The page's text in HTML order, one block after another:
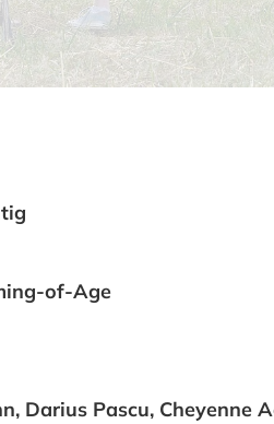
of-Age
Darius Pascu, Cheyenne